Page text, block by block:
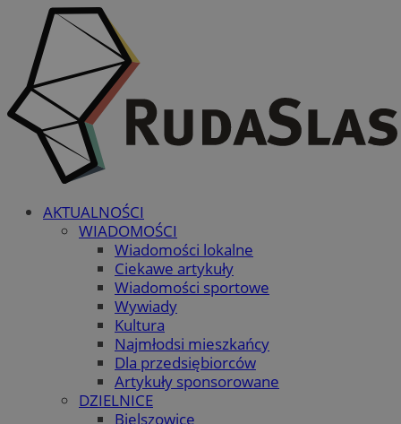
AKTUALNOŚCI
WIADOMOŚCI
Wiadomości lokalne
Ciekawe artykuły
Wiadomości sportowe
Wywiady
Kultura
Najmłodsi mieszkańcy
Dla przedsiębiorców
Artykuły sponsorowane
DZIELNICE
Bielszowice